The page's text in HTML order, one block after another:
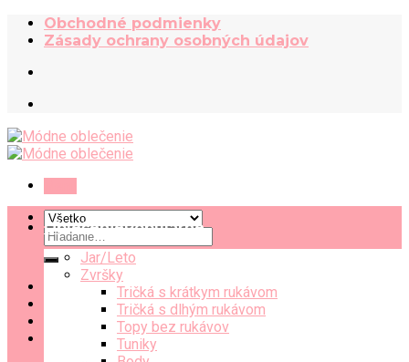
Skip
Obchodné podmienky
Zásady ochrany osobných údajov
Hľadať:
Oblečenie
Jar/Leto
Zvršky
Tričká s krátkym rukávom
Tričká s dlhým rukávom
Topy bez rukávov
Tuniky